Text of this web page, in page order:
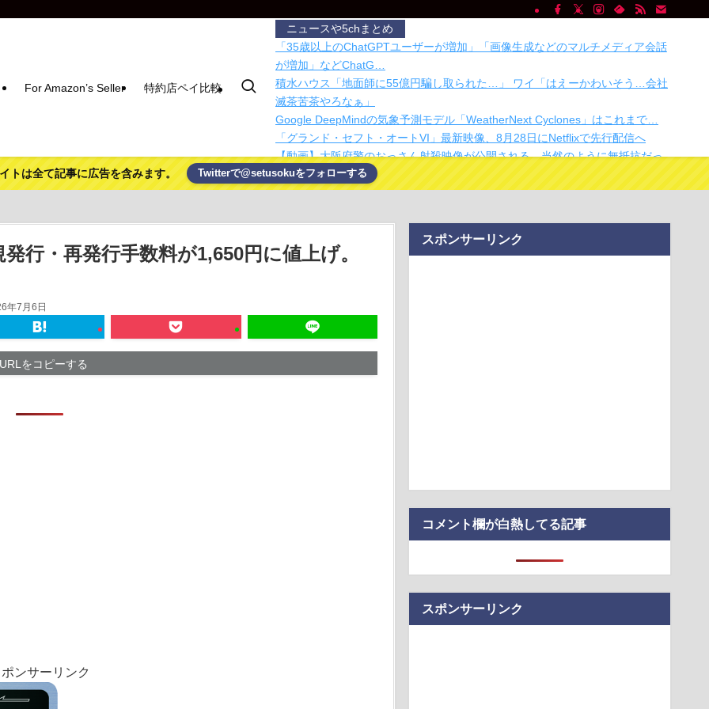
For Amazon’s Seller 特約店ペイ比較
ニュースや5chまとめ
「35歳以上のChatGPTユーザーが増加」「画像生成などのマルチメディア会話
が増加」などChatG…
積水ハウス「地面師に55億円騙し取られた…」 ワイ「はえーかわいそう…会社
滅茶苦茶やろなぁ」
Google DeepMindの気象予測モデル「WeatherNext Cyclones」はこれまで…
「グランド・セフト・オートVI」最新映像、8月28日にNetflixで先行配信へ
【動画】大阪府警のおっさん射殺映像が公開される。当然のように無抵抗だっ
たことが発覚
これはコスパ良いぞ！ 真夏の畑仕事を攻略できるコメリの涼感ウェア・フルア
国民民主党や共産党と一緒に消費税減税に反対していた中道改革連合 裏切る
「僕たちの公約はこれからも消費…
「人間と獣人が共存する社会」を描いた深夜アニメに喫煙、違法薬物の連想シ
【超悲報】Z新入社員、意地でも「9月の社員旅行」の計画をやらないｗｗｗｗ
ｗ
価格高騰の波、次は「PC用マザーボード」か
トは全て記事に広告を含みます。 Twitterで@setusokuをフォローする
行・再発行手数料が1,650円に値上げ。
年7月6日
URLをコピーする
ンサーリンク
スポンサーリンク
コメント欄が白熱してる記事
スポンサーリンク